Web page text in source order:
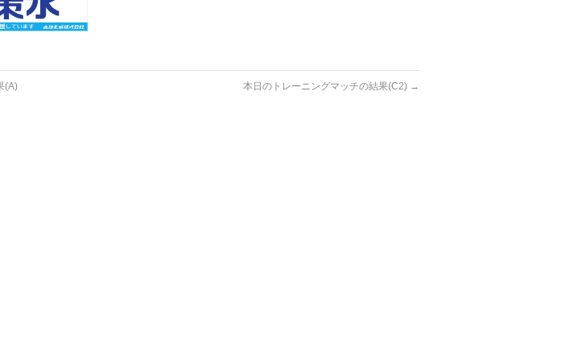
(A) 本日のトレーニングマッチの結果(C2) →